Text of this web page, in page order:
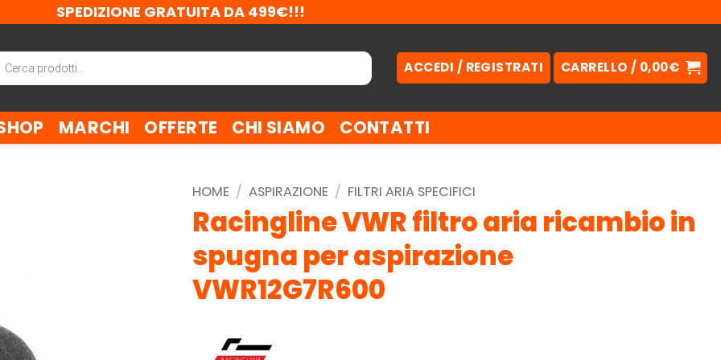
SPEDIZIONE GRATUITA DA 499€!!!
ACCEDI / REGISTRATI CARRELLO / 0,00€
MARCHI OFFERTE CHI SIAMO CONTATTI
HOME / ASPIRAZIONE / FILTRI ARIA SPECIFICI
Racingline VWR filtro aria ricambio in
spugna per aspirazione
VWR12G7R600